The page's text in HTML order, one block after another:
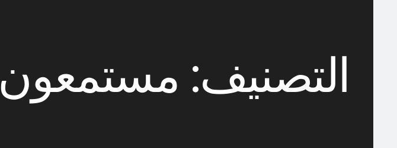
التصنيف: مستمعون